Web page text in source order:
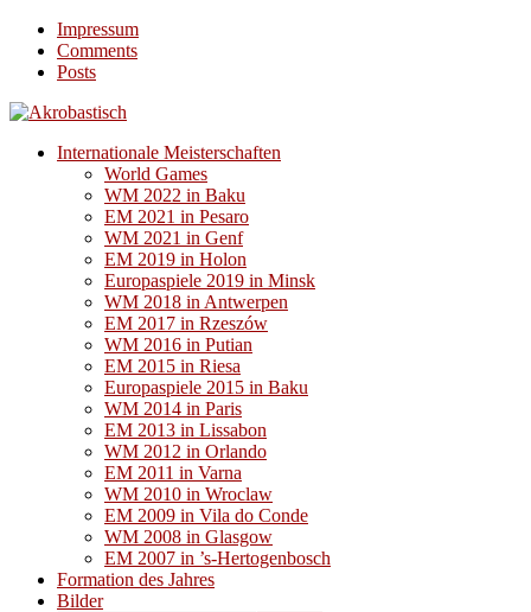
Impressum
Comments
Posts
Internationale Meisterschaften
World Games
WM 2022 in Baku
EM 2021 in Pesaro
WM 2021 in Genf
EM 2019 in Holon
Europaspiele 2019 in Minsk
WM 2018 in Antwerpen
EM 2017 in Rzeszów
WM 2016 in Putian
EM 2015 in Riesa
Europaspiele 2015 in Baku
WM 2014 in Paris
EM 2013 in Lissabon
WM 2012 in Orlando
EM 2011 in Varna
WM 2010 in Wroclaw
EM 2009 in Vila do Conde
WM 2008 in Glasgow
EM 2007 in ’s-Hertogenbosch
Formation des Jahres
Bilder